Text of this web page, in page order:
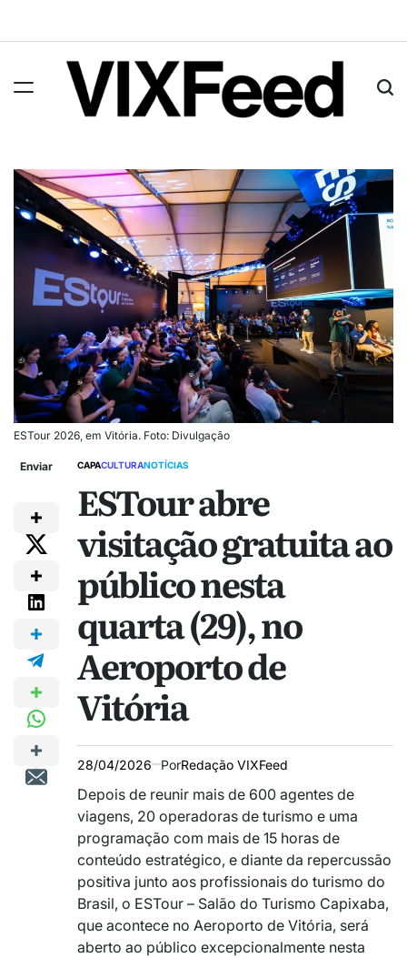
ESTour 2026, em Vitória. Foto: Divulgação
Enviar CAPACULTURANOTÍCIAS
ESTour abre
visitação gratuita ao
público nesta
quarta (29), no
Aeroporto de
Vitória
28/04/2026 PorRedação VIXFeed
Depois de reunir mais de 600 agentes de
viagens, 20 operadoras de turismo e uma
programação com mais de 15 horas de
conteúdo estratégico, e diante da repercussão
positiva junto aos profissionais do turismo do
Brasil, o ESTour – Salão do Turismo Capixaba,
que acontece no Aeroporto de Vitória, será
aberto ao público excepcionalmente nesta